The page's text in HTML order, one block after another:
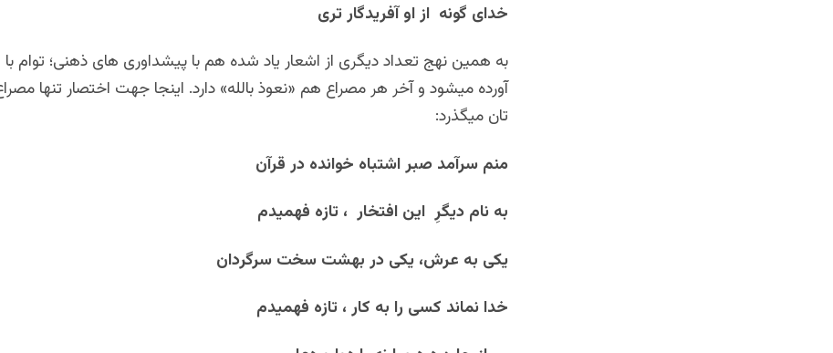
خدای گونه از او آفریدگار تری
به همین نهج تعداد دیگری از اشعار یاد شده هم با پیشداوری های ذهنی؛ توام
آورده میشود و آخر هر مصراع هم «نعوذ بالله» دارد. اینجا جهت اختصار تنها
تان میگذرد:
منم سرآمد صبر اشتباه خوانده در قرآن
به نام دیگرِ این افتخار ، تازه فهمیدم
یکی به عرش، یکی در بهشت سخت سرگردان
خدا نماند کسی را به کار ، تازه فهمیدم